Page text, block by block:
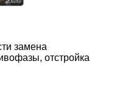
замена
отстройка